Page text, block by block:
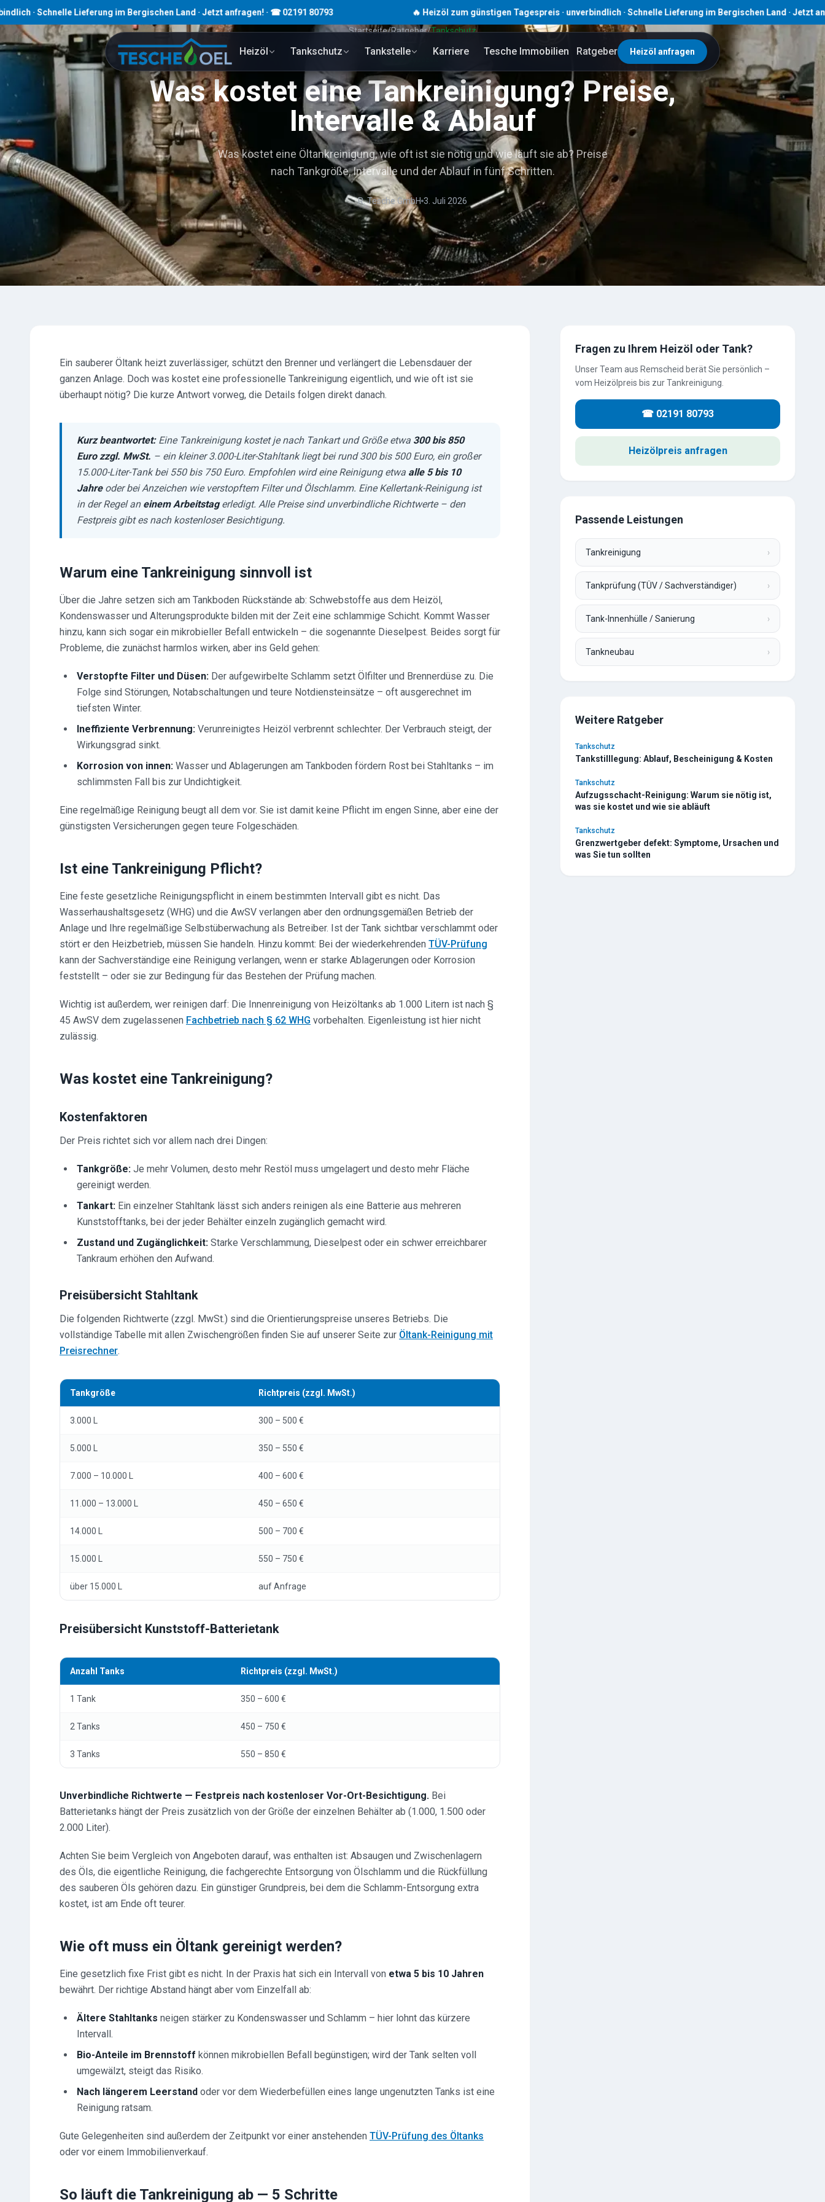
Lieferung im Bergischen Land · Jetzt anfragen! · ☎ 02191 80793 🔥 Heizöl zum günstigen Tagespreis · unverbindlich · Schnelle Lieferung im Bergischen Land · Jetzt anfragen! · ☎
Heizöl Tankschutz Tankstelle Karriere Tesche Immobilien Ratgeber Heizöl anfragen
Startseite/Ratgeber/Tankschutz
Was kostet eine Tankreinigung? Preise,
Intervalle & Ablauf
Was kostet eine Öltankreinigung, wie oft ist sie nötig und wie läuft sie ab? Preise
nach Tankgröße, Intervalle und der Ablauf in fünf Schritten.
R. Tesche GmbH 3. Juli 2026
Ein sauberer Öltank heizt zuverlässiger, schützt den Brenner und verlängert die Lebensdauer der
ganzen Anlage. Doch was kostet eine professionelle Tankreinigung eigentlich, und wie oft ist sie
überhaupt nötig? Die kurze Antwort vorweg, die Details folgen direkt danach.
Kurz beantwortet:Eine Tankreinigung kostet je nach Tankart und Größe etwa 300 bis 850
Euro zzgl. MwSt. – ein kleiner 3.000-Liter-Stahltank liegt bei rund 300 bis 500 Euro, ein großer
15.000-Liter-Tank bei 550 bis 750 Euro. Empfohlen wird eine Reinigung etwa alle 5 bis 10
Jahreoder bei Anzeichen wie verstopftem Filter und Ölschlamm. Eine Kellertank-Reinigung ist
in der Regel an einem Arbeitstagerledigt. Alle Preise sind unverbindliche Richtwerte – den
Festpreis gibt es nach kostenloser Besichtigung.
Warum eine Tankreinigung sinnvoll ist
Über die Jahre setzen sich am Tankboden Rückstände ab: Schwebstoffe aus dem Heizöl,
Kondenswasser und Alterungsprodukte bilden mit der Zeit eine schlammige Schicht. Kommt Wasser
hinzu, kann sich sogar ein mikrobieller Befall entwickeln – die sogenannte Dieselpest. Beides sorgt für
Probleme, die zunächst harmlos wirken, aber ins Geld gehen:
Verstopfte Filter und Düsen: Der aufgewirbelte Schlamm setzt Ölfilter und Brennerdüse zu. Die
Folge sind Störungen, Notabschaltungen und teure Notdiensteinsätze – oft ausgerechnet im
tiefsten Winter.
Ineffiziente Verbrennung: Verunreinigtes Heizöl verbrennt schlechter. Der Verbrauch steigt, der
Wirkungsgrad sinkt.
Korrosion von innen: Wasser und Ablagerungen am Tankboden fördern Rost bei Stahltanks – im
schlimmsten Fall bis zur Undichtigkeit.
Eine regelmäßige Reinigung beugt all dem vor. Sie ist damit keine Pflicht im engen Sinne, aber eine der
günstigsten Versicherungen gegen teure Folgeschäden.
Ist eine Tankreinigung Pflicht?
Eine feste gesetzliche Reinigungspflicht in einem bestimmten Intervall gibt es nicht. Das
Wasserhaushaltsgesetz (WHG) und die AwSV verlangen aber den ordnungsgemäßen Betrieb der
Anlage und Ihre regelmäßige Selbstüberwachung als Betreiber. Ist der Tank sichtbar verschlammt oder
stört er den Heizbetrieb, müssen Sie handeln. Hinzu kommt: Bei der wiederkehrenden TÜV-Prüfung
kann der Sachverständige eine Reinigung verlangen, wenn er starke Ablagerungen oder Korrosion
feststellt – oder sie zur Bedingung für das Bestehen der Prüfung machen.
Wichtig ist außerdem, wer reinigen darf: Die Innenreinigung von Heizöltanks ab 1.000 Litern ist nach §
45 AwSV dem zugelassenen Fachbetrieb nach § 62 WHG vorbehalten. Eigenleistung ist hier nicht
zulässig.
Was kostet eine Tankreinigung?
Kostenfaktoren
Der Preis richtet sich vor allem nach drei Dingen:
Tankgröße: Je mehr Volumen, desto mehr Restöl muss umgelagert und desto mehr Fläche
gereinigt werden.
Tankart: Ein einzelner Stahltank lässt sich anders reinigen als eine Batterie aus mehreren
Kunststofftanks, bei der jeder Behälter einzeln zugänglich gemacht wird.
Zustand und Zugänglichkeit: Starke Verschlammung, Dieselpest oder ein schwer erreichbarer
Tankraum erhöhen den Aufwand.
Preisübersicht Stahltank
Die folgenden Richtwerte (zzgl. MwSt.) sind die Orientierungspreise unseres Betriebs. Die
vollständige Tabelle mit allen Zwischengrößen finden Sie auf unserer Seite zur Öltank-Reinigung mit
Preisrechner.
Tankgröße Richtpreis (zzgl. MwSt.)
3.000 L 300 – 500 €
5.000 L 350 – 550 €
7.000 – 10.000 L 400 – 600 €
11.000 – 13.000 L 450 – 650 €
14.000 L 500 – 700 €
15.000 L 550 – 750 €
über 15.000 L auf Anfrage
Preisübersicht Kunststoff-Batterietank
Anzahl Tanks Richtpreis (zzgl. MwSt.)
1 Tank 350 – 600 €
2 Tanks 450 – 750 €
3 Tanks 550 – 850 €
Unverbindliche Richtwerte — Festpreis nach kostenloser Vor-Ort-Besichtigung. Bei
Batterietanks hängt der Preis zusätzlich von der Größe der einzelnen Behälter ab (1.000, 1.500 oder
2.000 Liter).
Achten Sie beim Vergleich von Angeboten darauf, was enthalten ist: Absaugen und Zwischenlagern
des Öls, die eigentliche Reinigung, die fachgerechte Entsorgung von Ölschlamm und die Rückfüllung
des sauberen Öls gehören dazu. Ein günstiger Grundpreis, bei dem die Schlamm-Entsorgung extra
kostet, ist am Ende oft teurer.
Wie oft muss ein Öltank gereinigt werden?
Eine gesetzlich fixe Frist gibt es nicht. In der Praxis hat sich ein Intervall von etwa 5 bis 10 Jahren
bewährt. Der richtige Abstand hängt aber vom Einzelfall ab:
Ältere Stahltanks neigen stärker zu Kondenswasser und Schlamm – hier lohnt das kürzere
Intervall.
Bio-Anteile im Brennstoff können mikrobiellen Befall begünstigen; wird der Tank selten voll
umgewälzt, steigt das Risiko.
Nach längerem Leerstand oder vor dem Wiederbefüllen eines lange ungenutzten Tanks ist eine
Reinigung ratsam.
Gute Gelegenheiten sind außerdem der Zeitpunkt vor einer anstehenden TÜV-Prüfung des Öltanks
oder vor einem Immobilienverkauf.
So läuft die Tankreinigung ab — 5 Schritte
Fragen zu Ihrem Heizöl oder Tank?
Unser Team aus Remscheid berät Sie persönlich –
vom Heizölpreis bis zur Tankreinigung.
☎ 02191 80793
Heizölpreis anfragen
Passende Leistungen
Tankreinigung ›
Tankprüfung (TÜV / Sachverständiger) ›
Tank-Innenhülle / Sanierung ›
Tankneubau ›
Weitere Ratgeber
Tankschutz
Tankstilllegung: Ablauf, Bescheinigung & Kosten
Tankschutz
Aufzugsschacht-Reinigung: Warum sie nötig ist,
was sie kostet und wie sie abläuft
Tankschutz
Grenzwertgeber defekt: Symptome, Ursachen und
was Sie tun sollten